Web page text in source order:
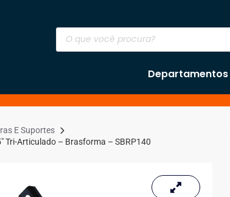
Departamentos
E Suportes
Tri-Articulado – Brasforma – SBRP140